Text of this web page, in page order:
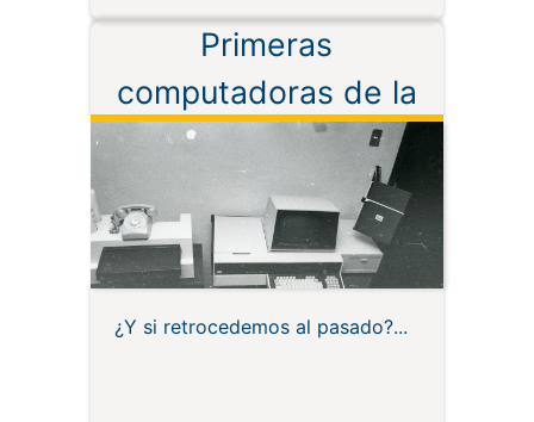
Primeras
computadoras de la
¿Y si retrocedemos al pasado?